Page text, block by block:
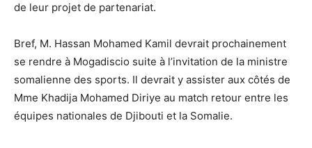
de leur projet de partenariat.
Bref, M. Hassan Mohamed Kamil devrait prochainement
se rendre à Mogadiscio suite à l’invitation de la ministre
somalienne des sports. Il devrait y assister aux côtés de
Mme Khadija Mohamed Diriye au match retour entre les
équipes nationales de Djibouti et la Somalie.